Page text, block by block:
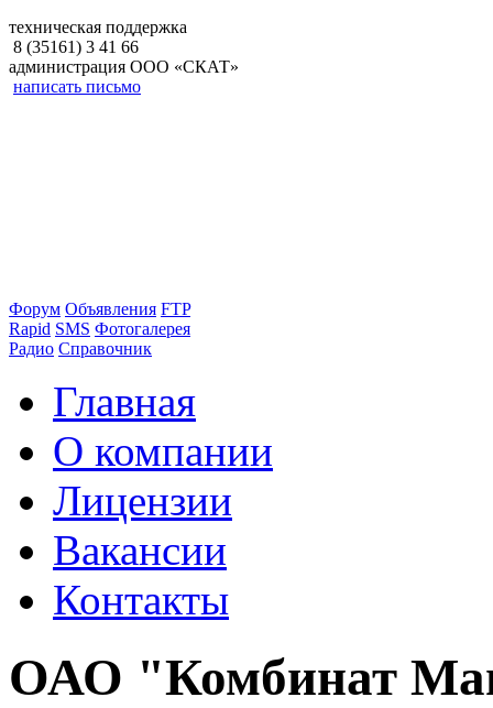
техническая поддержка
8 (35161) 3 41 66
администрация ООО «СКАТ»
написать письмо
Форум Объявления FTP
Rapid SMS Фотогалерея
Радио Справочник
Главная
О компании
Лицензии
Вакансии
Контакты
ОАО "Комбинат